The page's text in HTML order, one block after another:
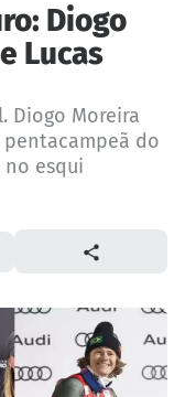
Diogo
Lucas
Diogo Moreira
pentacampeã do
no esqui